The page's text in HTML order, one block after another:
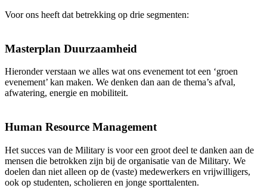
Voor ons heeft dat betrekking op drie segmenten:
Masterplan Duurzaamheid
Hieronder verstaan we alles wat ons evenement tot een ‘groen
evenement’ kan maken. We denken dan aan de thema’s afval,
afwatering, energie en mobiliteit.
Human Resource Management
Het succes van de Military is voor een groot deel te danken aan de
mensen die betrokken zijn bij de organisatie van de Military. We
doelen dan niet alleen op de (vaste) medewerkers en vrijwilligers,
ook op studenten, scholieren en jonge sporttalenten.